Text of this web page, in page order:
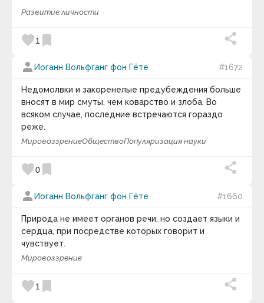
Виктор Джон Стенджер
Вилейанур Рамачандран
Вилли Нельсон
Вильгельм Гумбольдт
Вим Хоф
Винс Ломбарди
Винсент Ван Гог
Виссарион Белинский
Владимир Афанасьевич Обручев
Владимир Борисович Микушевич
Владимир Васильевич Стасов
Владимир Вячеславович Малявин
Владимир Горбачёв
Владимир Маяковский
Владимир Никитович Захватаев
Владимир Николаевич Лавриненко
Владимир Николаевич Моженков
Владимир Познер
Вольтер
Вольфганг Амадей Моцарт
Развитие личности
favorite1 bookmark
person Иоганн Вольфганг фон Гёте #1672
Недомолвки и закоренелые предубеждения больше
вносят в мир смуты, чем коварство и злоба. Во
всяком случае, последние встречаются гораздо
реже.
МировоззрениеОбществоПопуляризация науки
favorite0 bookmark
person Иоганн Вольфганг фон Гёте #1660
Природа не имеет органов речи, но создает языки и
сердца, при посредстве которых говорит и
чувствует.
Мировоззрение
favorite1 bookmark